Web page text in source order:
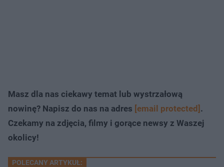
Masz dla nas ciekawy temat lub wystrzałową
nowinę? Napisz do nas na adres [email protected] .
Czekamy na zdjęcia, filmy i gorące newsy z Waszej
okolicy!
POLECANY ARTYKUŁ: